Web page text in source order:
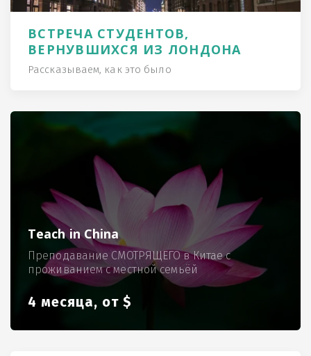
ВСТРЕЧА СТУДЕНТОВ,
ВЕРНУВШИХСЯ ИЗ ЛОНДОНА
Рассказываем, как это было
Teach in China
Преподавание СМОТРЯЩЕГО в Китае с
проживанием с местной семьёй
4 месяца, от $